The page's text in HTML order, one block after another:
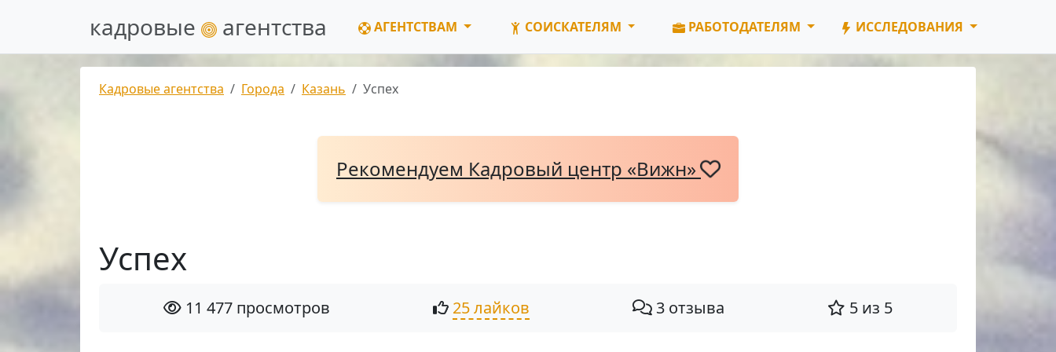
кадровые агентства АГЕНТСТВАМ СОИСКАТЕЛЯМ РАБОТОДАТЕЛЯМ ИССЛЕДОВАНИЯ
Кадровые агентства Города Казань Успех
Рекомендуем Кадровый центр «Вижн»
Успех
11 477 просмотров 25 лайков 3 отзыва 5 из 5